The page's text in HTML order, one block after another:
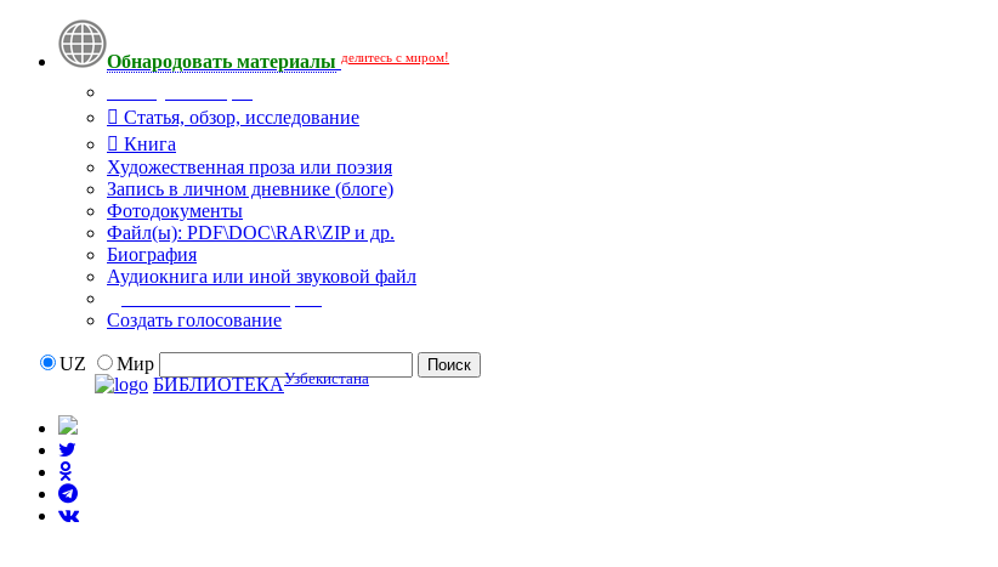
Обнародовать материалы делитесь с миром!
Статья, обзор, исследование
Книга
Художественная проза или поэзия
Запись в личном дневнике (блоге)
Фотодокументы
Файл(ы): PDF\DOC\RAR\ZIP и др.
Биография
Аудиокнига или иной звуковой файл
Создать голосование
UZ
Мир
БИБЛИОТЕКАУзбекистана